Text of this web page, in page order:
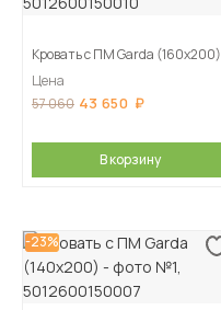
Кровать с ПМ Garda (160х200)
Цена
57 060 43 650
В корзину
-23%